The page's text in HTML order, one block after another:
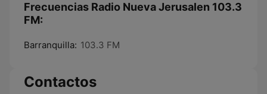
Frecuencias Radio Nueva Jerusalen 103.3
FM:
Barranquilla: 103.3 FM
Contactos